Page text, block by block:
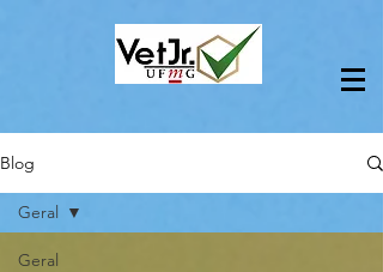
Blog
Geral
Geral